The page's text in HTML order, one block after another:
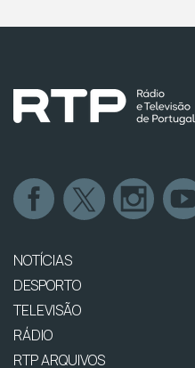
NOTÍCIAS
DESPORTO
TELEVISÃO
RÁDIO
RTP ARQUIVOS